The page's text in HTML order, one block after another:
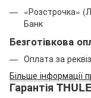
«Розстрочка»
Банк
Безготівкова
Оплата за
Більше інформації
Гарантія